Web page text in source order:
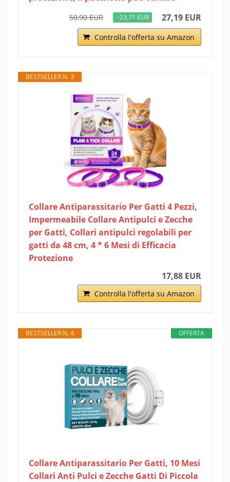
50,90 EUR −23,71 EUR 27,19 EUR
Controlla l'offerta su Amazon
BESTSELLER N. 3
Collare Antiparassitario Per Gatti 4 Pezzi,
Impermeabile Collare Antipulci e Zecche
per Gatti, Collari antipulci regolabili per
gatti da 48 cm, 4 * 6 Mesi di Efficacia
Protezione
17,88 EUR
Controlla l'offerta su Amazon
OFFERTA
BESTSELLER N. 4
Collare Antiparassitario Per Gatti, 10 Mesi
Collari Anti Pulci e Zecche Gatti Di Piccola